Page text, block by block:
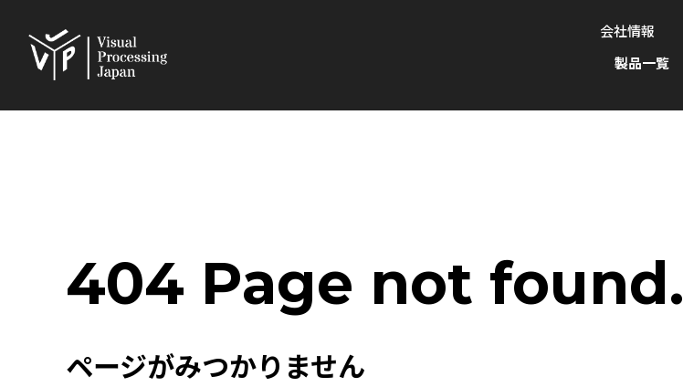
会社情報
製品一覧
404 Page not found.
ページがみつかりません